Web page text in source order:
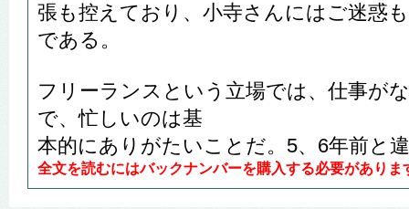
張も控えており、小寺さんにはご迷惑
である。
フリーランスという立場では、仕事が
で、忙しいのは基
本的にありがたいことだ。5、6年前と
全文を読むにはバックナンバーを購入する必要がありま